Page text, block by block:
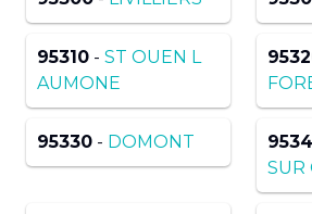
95310 - ST OUEN L
AUMONE
95330 - DOMONT
SUR